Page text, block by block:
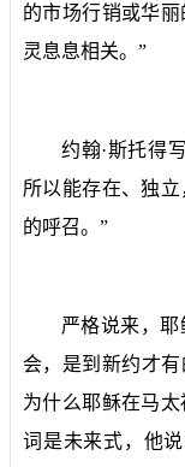
的市场行销或华
灵息息相关。”
约翰·斯托得
所以能存在、独
的呼召。”
严格说来，
会，是到新约才
为什么耶稣在马太
词是未来式，他